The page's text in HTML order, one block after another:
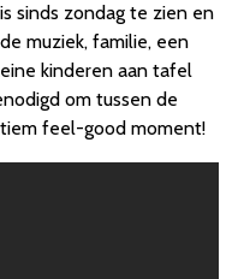
sinds zondag te zien en
muziek, familie, een
kinderen aan tafel
om tussen de
feel-good moment!